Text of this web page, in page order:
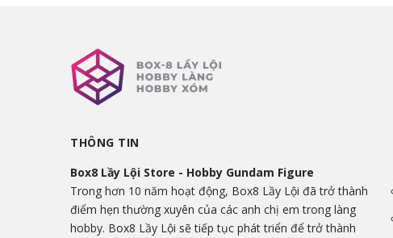
THÔNG TIN
Box8 Lầy Lội Store - Hobby Gundam Figure
Trong hơn 10 năm hoạt động, Box8 Lầy Lội đã trở thành
điểm hẹn thường xuyên của các anh chị em trong làng
hobby. Box8 Lầy Lội sẽ tiếp tục phát triển để trở thành